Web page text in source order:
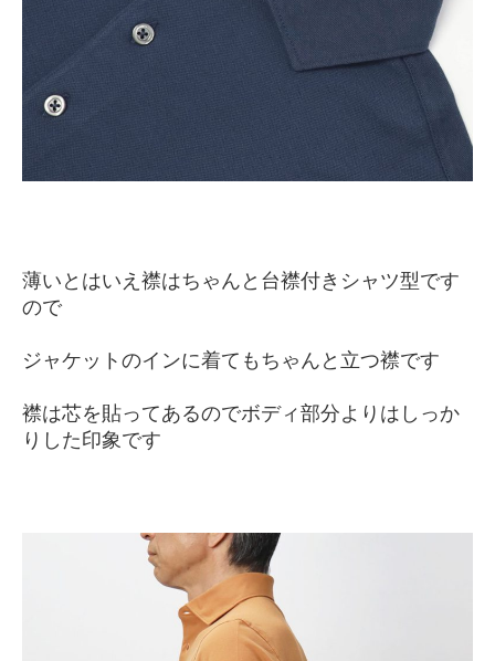
薄いとはいえ襟はちゃんと台襟付きシャツ型です
ので
ジャケットのインに着てもちゃんと立つ襟です
襟は芯を貼ってあるのでボディ部分よりはしっか
りした印象です